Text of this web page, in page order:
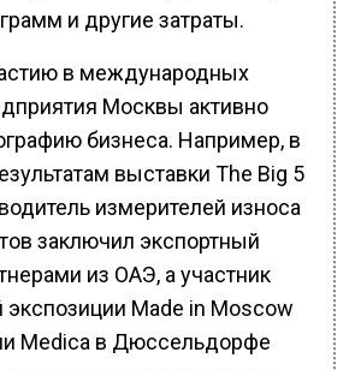
и другие затраты.
в международных
Москвы активно
бизнеса. Например, в
выставки The Big 5
измерителей износа
заключил экспортный
из ОАЭ, а участник
Made in Moscow
Medica в Дюссельдорфе